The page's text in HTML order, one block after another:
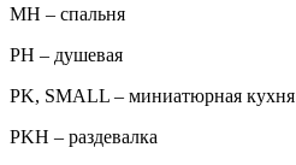
MH – спальня
PH – душевая
PK, SMALL – миниатюрная кухня
PKH – раздевалка